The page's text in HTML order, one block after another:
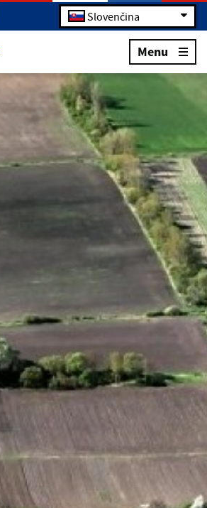
Slovenčina
Menu